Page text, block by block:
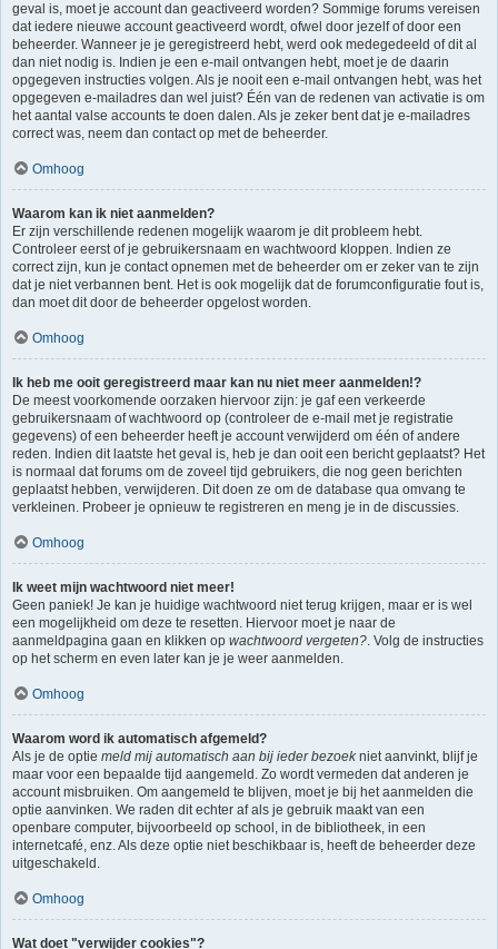
geval is, moet je account dan geactiveerd worden? Sommige forums vereisen
dat iedere nieuwe account geactiveerd wordt, ofwel door jezelf of door een
beheerder. Wanneer je je geregistreerd hebt, werd ook medegedeeld of dit al
dan niet nodig is. Indien je een e-mail ontvangen hebt, moet je de daarin
opgegeven instructies volgen. Als je nooit een e-mail ontvangen hebt, was het
opgegeven e-mailadres dan wel juist? Één van de redenen van activatie is om
het aantal valse accounts te doen dalen. Als je zeker bent dat je e-mailadres
correct was, neem dan contact op met de beheerder.
Omhoog
Waarom kan ik niet aanmelden?
Er zijn verschillende redenen mogelijk waarom je dit probleem hebt.
Controleer eerst of je gebruikersnaam en wachtwoord kloppen. Indien ze
correct zijn, kun je contact opnemen met de beheerder om er zeker van te zijn
dat je niet verbannen bent. Het is ook mogelijk dat de forumconfiguratie fout is,
dan moet dit door de beheerder opgelost worden.
Omhoog
Ik heb me ooit geregistreerd maar kan nu niet meer aanmelden!?
De meest voorkomende oorzaken hiervoor zijn: je gaf een verkeerde
gebruikersnaam of wachtwoord op (controleer de e-mail met je registratie
gegevens) of een beheerder heeft je account verwijderd om één of andere
reden. Indien dit laatste het geval is, heb je dan ooit een bericht geplaatst? Het
is normaal dat forums om de zoveel tijd gebruikers, die nog geen berichten
geplaatst hebben, verwijderen. Dit doen ze om de database qua omvang te
verkleinen. Probeer je opnieuw te registreren en meng je in de discussies.
Omhoog
Ik weet mijn wachtwoord niet meer!
Geen paniek! Je kan je huidige wachtwoord niet terug krijgen, maar er is wel
een mogelijkheid om deze te resetten. Hiervoor moet je naar de
aanmeldpagina gaan en klikken op wachtwoord vergeten?. Volg de instructies
op het scherm en even later kan je je weer aanmelden.
Omhoog
Waarom word ik automatisch afgemeld?
Als je de optie meld mij automatisch aan bij ieder bezoekniet aanvinkt, blijf je
maar voor een bepaalde tijd aangemeld. Zo wordt vermeden dat anderen je
account misbruiken. Om aangemeld te blijven, moet je bij het aanmelden die
optie aanvinken. We raden dit echter af als je gebruik maakt van een
openbare computer, bijvoorbeeld op school, in de bibliotheek, in een
internetcafé, enz. Als deze optie niet beschikbaar is, heeft de beheerder deze
uitgeschakeld.
Omhoog
Wat doet "verwijder cookies"?